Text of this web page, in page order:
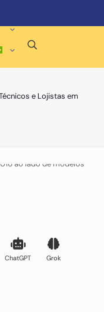
e Lojistas em
ChatGPT Grok